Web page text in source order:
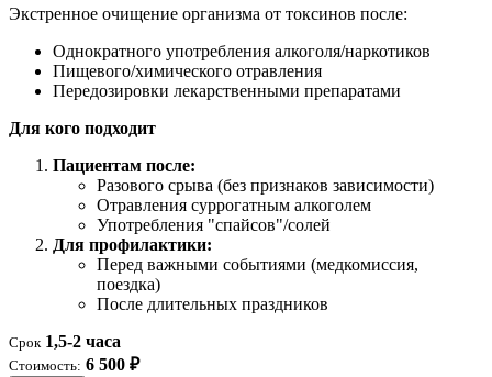
Экстренное очищение организма от токсинов после:
Однократного употребления алкоголя/наркотиков
Пищевого/химического отравления
Передозировки лекарственными препаратами
Для кого подходит
Пациентам после:
Разового срыва (без признаков зависимости)
Отравления суррогатным алкоголем
Употребления "спайсов"/солей
Для профилактики:
Перед важными событиями (медкомиссия,
поездка)
После длительных праздников
Срок 1,5-2 часа
Стоимость: 6 500 ₽